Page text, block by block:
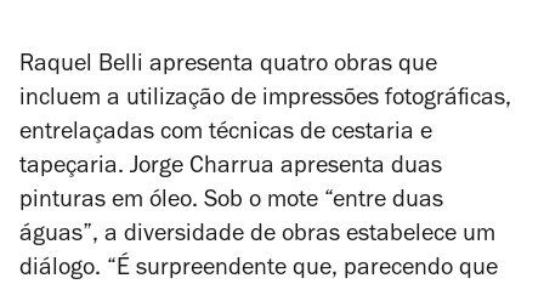
Raquel Belli apresenta quatro obras que
incluem a utilização de impressões fotográficas,
entrelaçadas com técnicas de cestaria e
tapeçaria. Jorge Charrua apresenta duas
pinturas em óleo. Sob o mote “entre duas
águas”, a diversidade de obras estabelece um
diálogo. “É surpreendente que, parecendo que